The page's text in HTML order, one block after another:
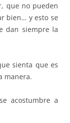
que no pueden
bien… y esto se
dan siempre la
sienta que es
manera.
acostumbre a